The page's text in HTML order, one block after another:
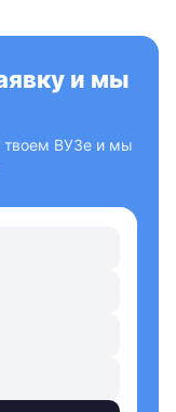
и мы
твоем ВУЗе и мы